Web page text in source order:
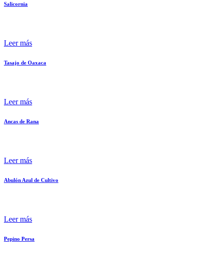
Salicornia
Leer más
Tasajo de Oaxaca
Leer más
Ancas de Rana
Leer más
Abulón Azul de Cultivo
Leer más
Pepino Persa